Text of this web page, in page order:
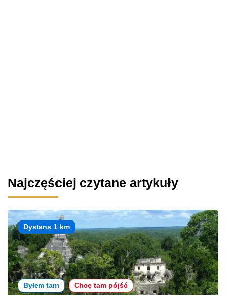
Najczęściej czytane artykuły
Dystans 1 km
Byłem tam Chcę tam pójść